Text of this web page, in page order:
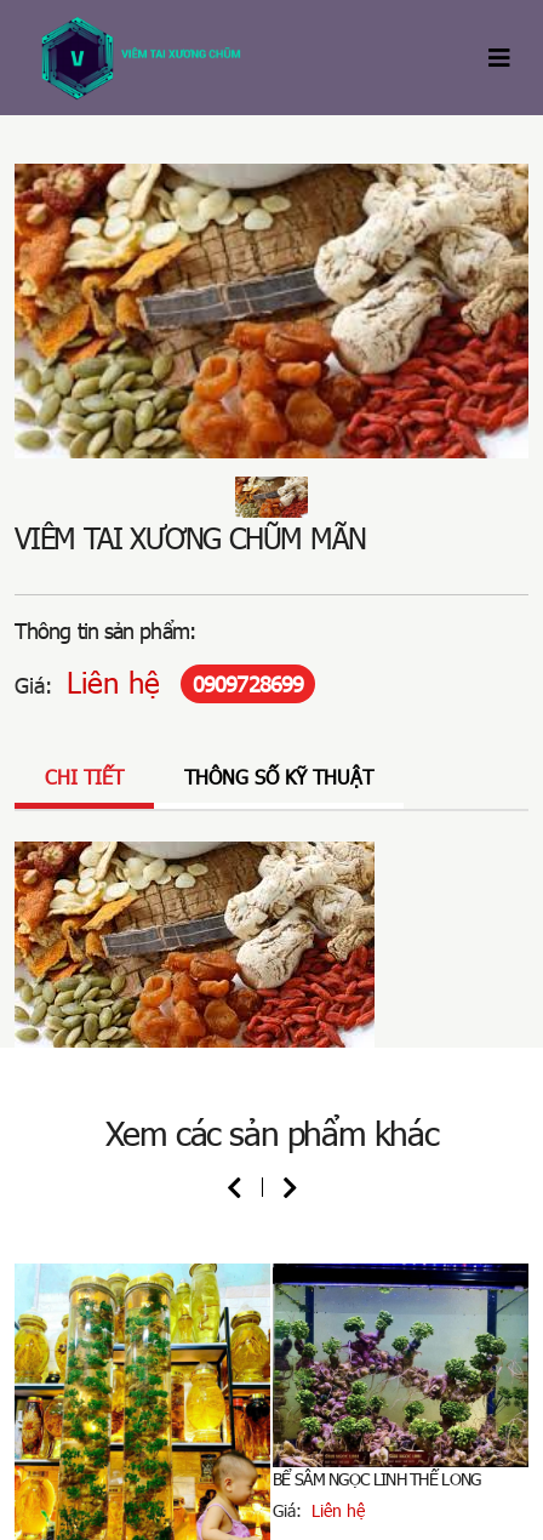
VIÊM TAI XƯƠNG CHŨM MÃN
Thông tin sản phẩm:
Giá: Liên hệ 0909728699
CHI TIẾT THÔNG SỐ KỸ THUẬT
Xem các sản phẩm khác
BỂ SÂM NGỌC LINH THẾ LONG
Giá: Liên hệ